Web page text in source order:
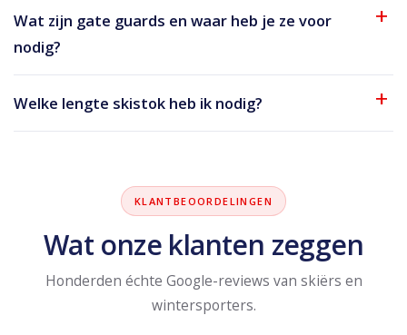
Wat zijn gate guards en waar heb je ze voor
nodig?
Welke lengte skistok heb ik nodig?
KLANTBEOORDELINGEN
Wat onze klanten zeggen
Honderden échte Google-reviews van skiërs en
wintersporters.